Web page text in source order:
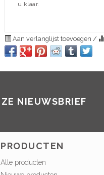
u klaar.
Aan verlanglijst toevoegen /
NIEUWSBRIEF
PRODUCTEN
Alle producten